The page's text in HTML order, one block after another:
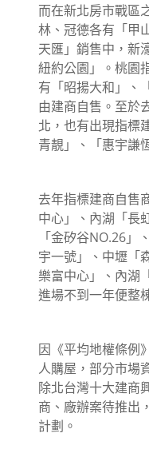
而在新北房市戰區
林、冠德各有「甲
天匯」銷售中，新
紐約公園」。桃園
有「昭揚大和」、
由建商自售。至於
北，也有出現指標
青靚」、「惠宇謙
去年指標建商自售
中心」、內湖「長
「金矽谷NO.26」
宇一號」、中壢「
樂富中心」、內湖
進場不到一年便整
因《平均地權條例
人購屋，部分市場
除北台灣十大建商
商、廠辦案待推出
計劃。